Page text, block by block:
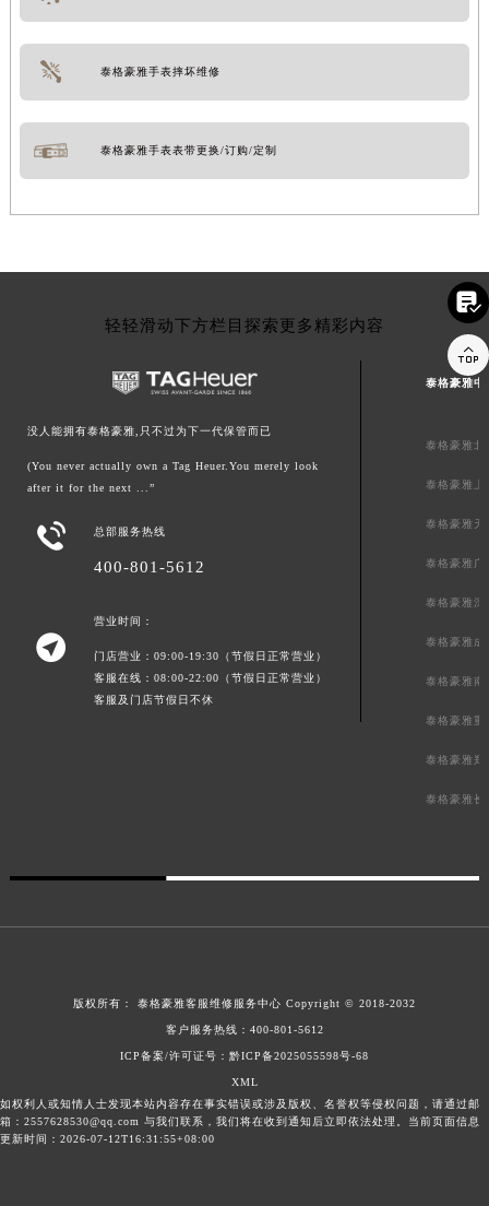
泰格豪雅手表摔坏维修
泰格豪雅手表表带更换/订购/定制
轻轻滑动下方栏目探索更多精彩内容
没人能拥有泰格豪雅,只不过为下一代保管而已
(You never actually own a Tag Heuer.You merely look
after it for the next ...”
 总部服务热线
400-801-5612

营业时间：
门店营业：09:00-19:30（节假日正常营业）
客服在线：08:00-22:00（节假日正常营业）
客服及门店节假日不休
泰格豪雅中
泰格豪雅北
泰格豪雅上
泰格豪雅天
泰格豪雅广
泰格豪雅深
泰格豪雅成
泰格豪雅南
泰格豪雅重
泰格豪雅郑
泰格豪雅长
版权所有： 泰格豪雅客服维修服务中心 Copyright © 2018-2032
客户服务热线： 400-801-5612
ICP备案/许可证号：黔ICP备2025055598号-68
XML
如权利人或知情人士发现本站内容存在事实错误或涉及版权、名誉权等侵权问题，请通过邮
箱：2557628530@qq.com 与我们联系，我们将在收到通知后立即依法处理。当前页面信息
更新时间：2026-07-12T16:31:55+08:00

